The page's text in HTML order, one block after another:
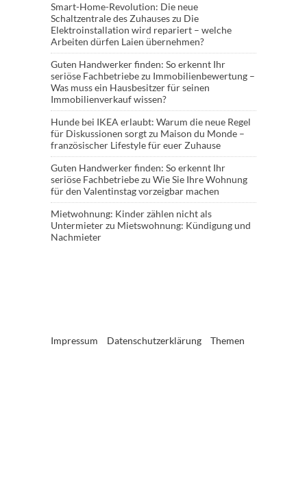
Smart-Home-Revolution: Die neue
Schaltzentrale des Zuhauseszu Die
Elektroinstallation wird repariert – welche
Arbeiten dürfen Laien übernehmen?
Guten Handwerker finden: So erkennt Ihr
seriöse Fachbetriebezu Immobilienbewertung –
Was muss ein Hausbesitzer für seinen
Immobilienverkauf wissen?
Hunde bei IKEA erlaubt: Warum die neue Regel
für Diskussionen sorgtzu Maison du Monde –
französischer Lifestyle für euer Zuhause
Guten Handwerker finden: So erkennt Ihr
seriöse Fachbetriebezu Wie Sie Ihre Wohnung
für den Valentinstag vorzeigbar machen
Mietwohnung: Kinder zählen nicht als
Untermieterzu Mietswohnung: Kündigung und
Nachmieter
Impressum Datenschutzerklärung Themen